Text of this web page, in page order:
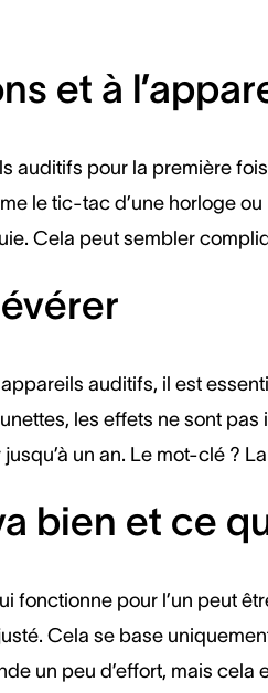
et à
auditifs pour la première
le tic-tac d’une horloge
Cela peut sembler
auditifs, il est
les effets ne sont
un an. Le mot-clé ?
bien et ce
fonctionne pour l’un peut
Cela se base
un peu d’effort, mais cela